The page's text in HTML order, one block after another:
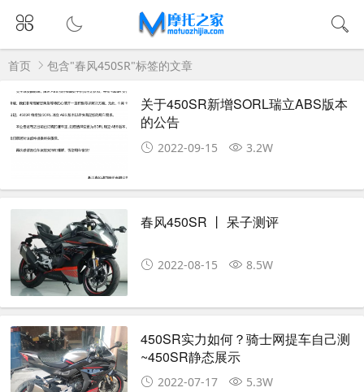
首页 包含"春风450SR"标签的文章
关于450SR新增SORL瑞立ABS版本
的公告
2022-09-15 3.2W
春风450SR 丨 呆子测评
2022-08-15 8.5W
450SR实力如何？骑士网提车自己测
~450SR静态展示
2022-07-17 5.3W